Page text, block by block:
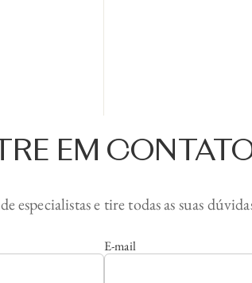
EM
especialistas e tire todas as suas
E-mail